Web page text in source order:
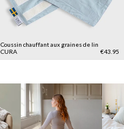
Coussin chauffant aux graines de lin
CURA
€43.95